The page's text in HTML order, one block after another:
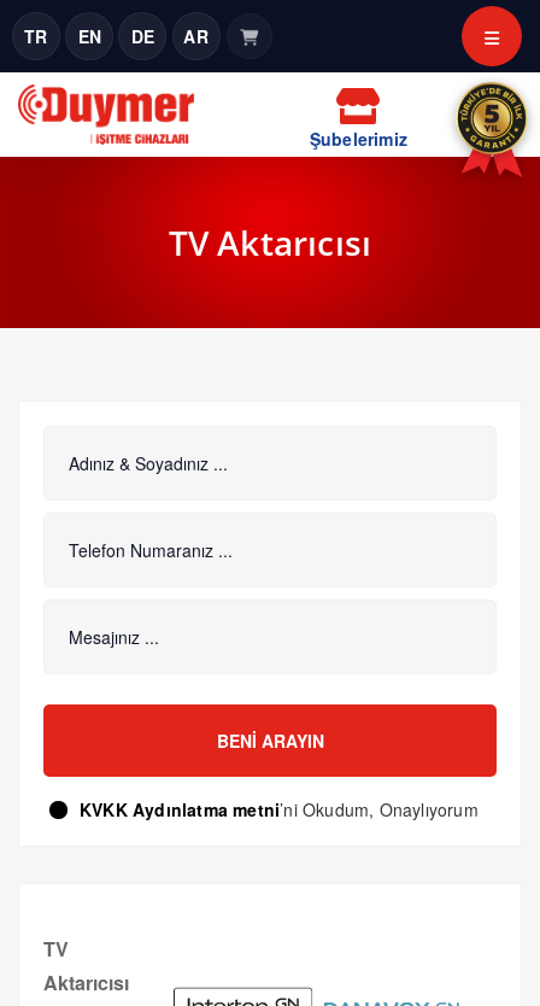
TR EN DE AR
Şubelerimiz
TV Aktarıcısı
BENI ARAYIN
KVKK Aydınlatma metni’ni Okudum, Onaylıyorum
TV
Aktarıcısı